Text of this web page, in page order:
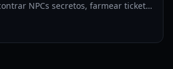
NPCs secretos, farmear tickets